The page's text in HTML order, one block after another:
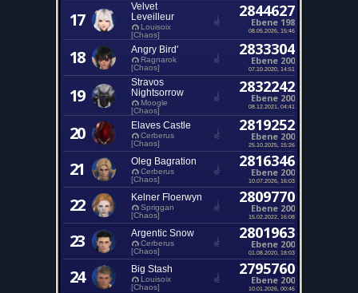
17
Velvet
Leveilleur
Louisoix
[Chaos]
2844627
Ebene 198
08.05.2026, 15:46
18 Angry Bird'
Ragnarok
[Chaos]
2833304
Ebene 200
07.10.2020, 14:51
19
Stravos
Nightsorrow
Moogle
[Chaos]
2832242
Ebene 200
08.12.2021, 04:41
20 Elaves Castle
Cerberus
[Chaos]
2819252
Ebene 200
25.10.2025, 15:26
21 Oleg Bagration
Cerberus
[Chaos]
2816346
Ebene 200
10.07.2026, 16:03
22 Kelner Floerwyn
Spriggan
[Chaos]
2809770
Ebene 200
15.02.2022, 16:08
23 Argentic Snow
Cerberus
[Chaos]
2801963
Ebene 200
01.08.2020, 18:03
24 Big Stash
Louisoix
[Chaos]
2795760
Ebene 200
10.01.2026, 00:46